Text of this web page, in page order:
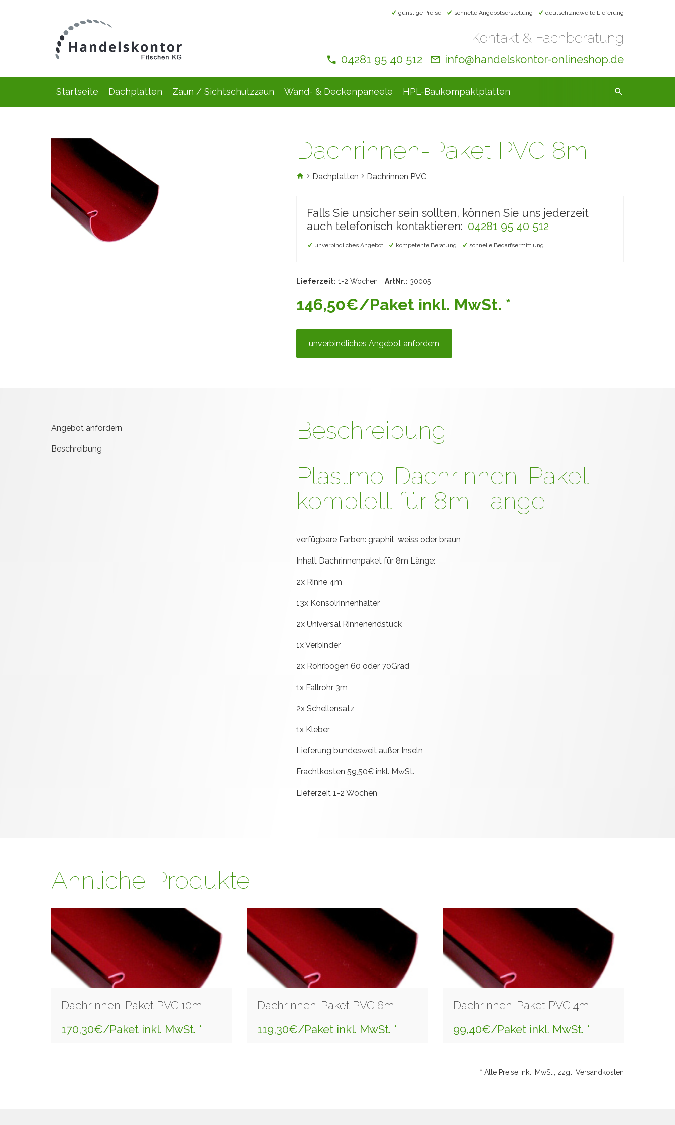
günstige Preise schnelle Angebotserstellung deutschlandweite Lieferung
Kontakt & Fachberatung
04281 95 40 512 info@handelskontor-onlineshop.de
Startseite Dachplatten Zaun / Sichtschutzzaun Wand- & Deckenpaneele HPL-Baukompaktplatten
Dachrinnen-Paket PVC 8m
Dachplatten Dachrinnen PVC
Falls Sie unsicher sein sollten, können Sie uns jederzeit
auch telefonisch kontaktieren: 04281 95 40 512
unverbindliches Angebot kompetente Beratung schnelle Bedarfsermittlung
Lieferzeit: 1-2 Wochen ArtNr.: 30005
146,50€/Paket inkl. MwSt. *
unverbindliches Angebot anfordern
Angebot anfordern
Beschreibung
Beschreibung
Plastmo-Dachrinnen-Paket
komplett für 8m Länge
verfügbare Farben: graphit, weiss oder braun
Inhalt Dachrinnenpaket für 8m Länge:
2x Rinne 4m
13x Konsolrinnenhalter
2x Universal Rinnenendstück
1x Verbinder
2x Rohrbogen 60 oder 70Grad
1x Fallrohr 3m
2x Schellensatz
1x Kleber
Lieferung bundesweit außer Inseln
Frachtkosten 59,50€ inkl. MwSt.
Lieferzeit 1-2 Wochen
Ähnliche Produkte
Dachrinnen-Paket PVC 10m
170,30€/Paket inkl. MwSt. *
Dachrinnen-Paket PVC 6m
119,30€/Paket inkl. MwSt. *
Dachrinnen-Paket PVC 4m
99,40€/Paket inkl. MwSt. *
* Alle Preise inkl. MwSt., zzgl. Versandkosten